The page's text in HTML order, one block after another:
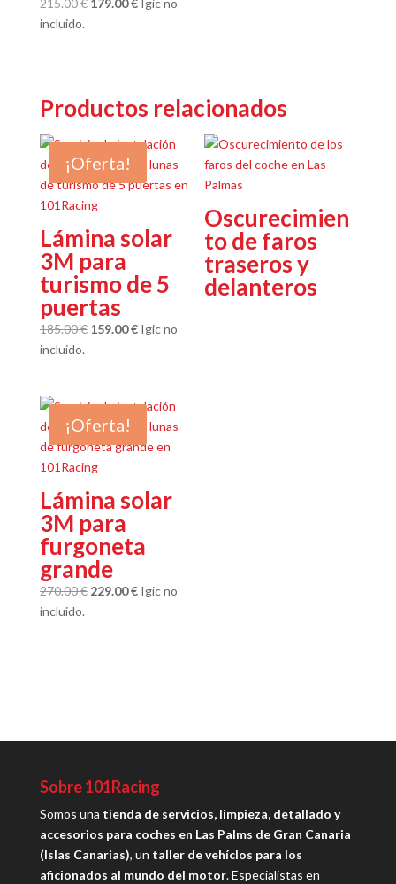
incluido.
Productos relacionados
¡Oferta!
Lámina solar
3M para
turismo de 5
puertas
185.00€ El
185.00 €.
159.00€El
159.00 €.
Igic no
incluido.
Oscurecimien
to de faros
traseros y
delanteros
¡Oferta!
Lámina solar
3M para
furgoneta
grande
270.00€ El
229.00€ElIgic no
incluido.
Sobre 101Racing
Somos una tienda de servicios, limpieza, detallado y
accesorios para coches en Las Palms de Gran Canaria
(Islas Canarias), un taller de vehíclos para los
aficionados al mundo del motor. Especialistas en